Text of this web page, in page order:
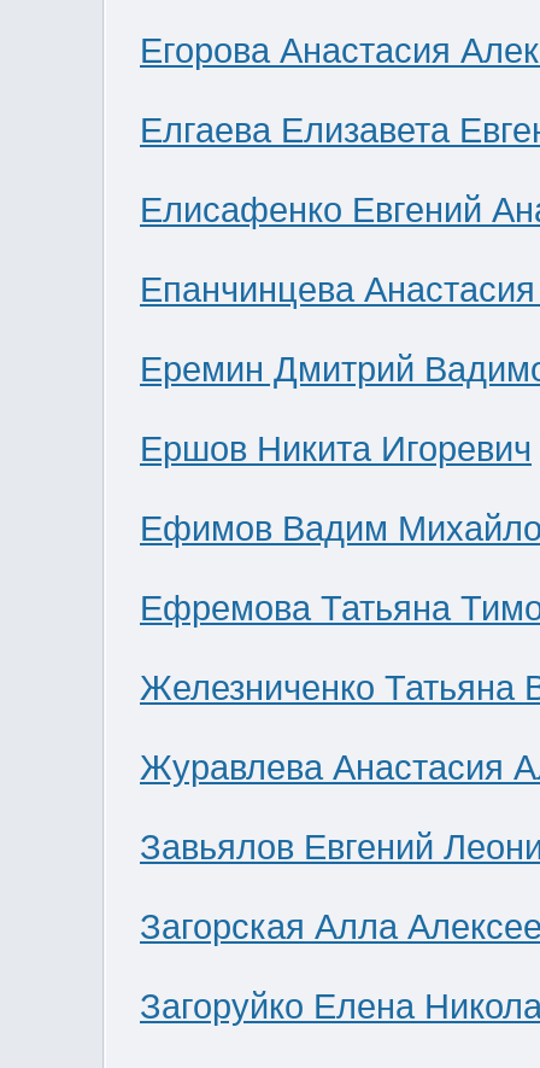
Егорова Анастасия
Елгаева Елизавета
Елисафенко Евгений
Епанчинцева
Еремин Дмитрий
Ершов Никита Игоревич
Ефимов Вадим
Ефремова Татьяна
Железниченко Татьяна
Журавлева Анастасия
Завьялов Евгений
Загорская Алла
Загоруйко Елена